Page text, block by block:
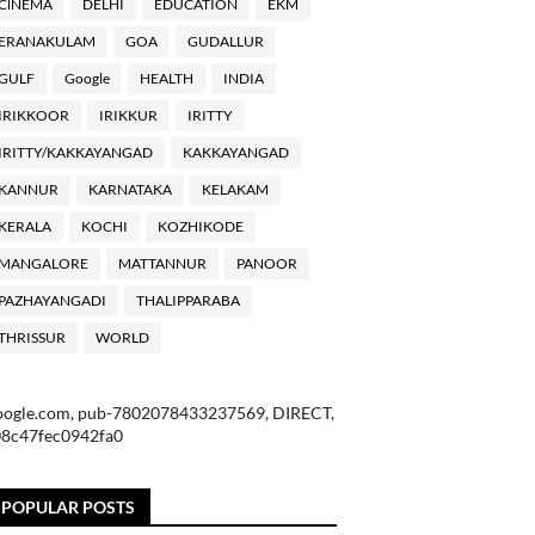
DELHI EDUCATION EKM
GOA GUDALLUR
Google HEALTH INDIA
IRIKKUR IRITTY
KAKKAYANGAD KAKKAYANGAD
KARNATAKA KELAKAM
KOCHI KOZHIKODE
MATTANNUR PANOOR
THALIPPARABA
WORLD
pub-7802078433237569, DIRECT,
POPULAR POSTS